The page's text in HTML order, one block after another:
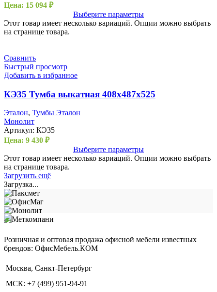
Цена: 15 094 ₽
Выберите параметры
Этот товар имеет несколько вариаций. Опции можно выбрать
на странице товара.
Сравнить
Быстрый просмотр
Добавить в избранное
КЭ35 Тумба выкатная 408х487х525
Эталон, Тумбы Эталон
Монолит
Артикул: КЭ35
Цена: 9 430 ₽
Выберите параметры
Этот товар имеет несколько вариаций. Опции можно выбрать
на странице товара.
Загрузить ещё
Загрузка...
Розничная и оптовая продажа офисной мебели известных
брендов: ОфисМебель.КОМ
Москва, Санкт-Петербург
МСК: +7 (499) 951-94-91